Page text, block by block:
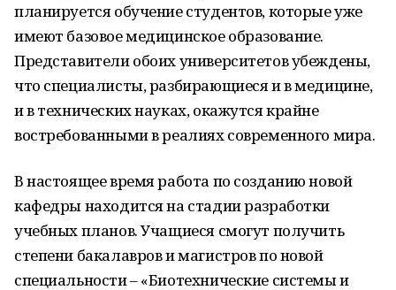
планируется обучение студентов, которые уже
имеют базовое медицинское образование.
Представители обоих университетов убеждены,
что специалисты, разбирающиеся и в медицине,
и в технических науках, окажутся крайне
востребованными в реалиях современного мира.
В настоящее время работа по созданию новой
кафедры находится на стадии разработки
учебных планов. Учащиеся смогут получить
степени бакалавров и магистров по новой
специальности – «Биотехнические системы и